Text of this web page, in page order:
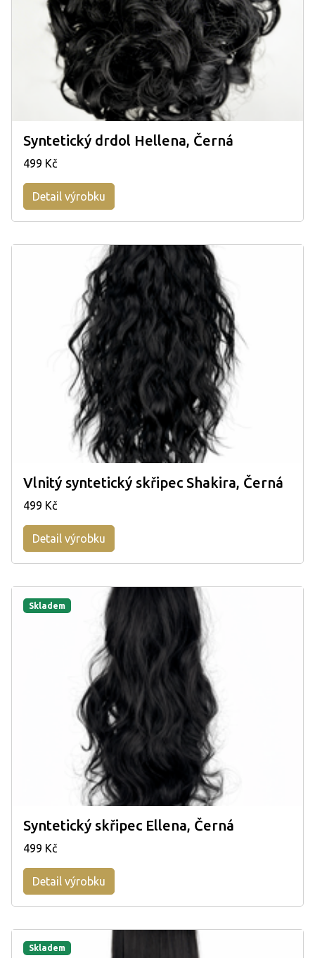
Syntetický drdol Hellena, Černá
499 Kč
Detail výrobku
Vlnitý syntetický skřipec Shakira, Černá
499 Kč
Detail výrobku
Skladem
Syntetický skřipec Ellena, Černá
499 Kč
Detail výrobku
Skladem